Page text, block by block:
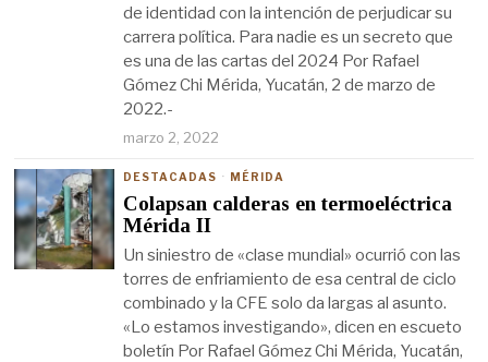
de identidad con la intención de perjudicar su
carrera política. Para nadie es un secreto que
es una de las cartas del 2024 Por Rafael
Gómez Chi Mérida, Yucatán, 2 de marzo de
2022.-
marzo 2, 2022
DESTACADAS · MÉRIDA
Colapsan calderas en termoeléctrica
Mérida II
Un siniestro de «clase mundial» ocurrió con las
torres de enfriamiento de esa central de ciclo
combinado y la CFE solo da largas al asunto.
«Lo estamos investigando», dicen en escueto
boletín Por Rafael Gómez Chi Mérida, Yucatán,